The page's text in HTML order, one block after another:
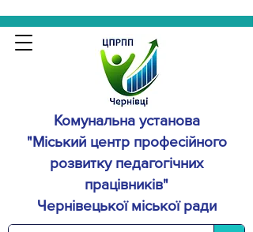
Комунальна установа
"Міський центр професійного
розвитку педагогічних
працівників"
Чернівецької міської ради